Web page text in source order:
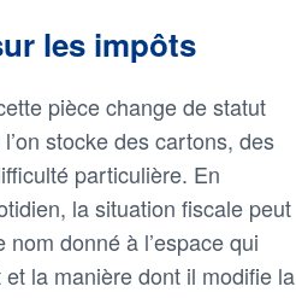
les impôts
pièce change de statut
stocke des cartons, des
particulière. En
la situation fiscale peut
donné à l’espace qui
la manière dont il modifie la